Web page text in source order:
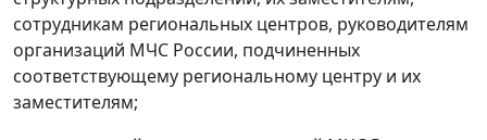
сотрудникам региональных центров, руководителям
организаций МЧС России, подчиненных
соответствующему региональному центру и их
заместителям;